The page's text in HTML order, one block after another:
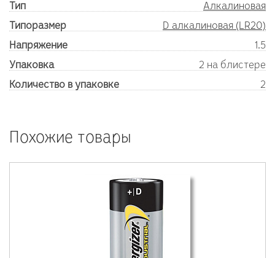
Тип
Алкалиновая
Типоразмер
D алкалиновая (LR20)
Напряжение
1.5
Упаковка
2 на блистере
Количество в упаковке
2
Похожие товары